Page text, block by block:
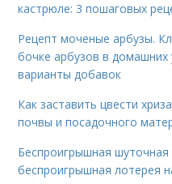
кастрюле: 3 пошаговых
Рецепт моченые арбузы.
бочке арбузов в домашних
варианты добавок
Как заставить цвести
почвы и посадочного
Беспроигрышная
беспроигрышная лотерея